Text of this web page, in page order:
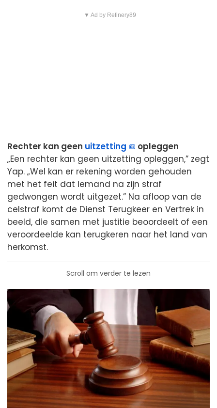
▼ Ad by Refinery89
Rechter kan geen uitzetting
opleggen
„Een rechter kan geen uitzetting opleggen,” zegt
Yap. „Wel kan er rekening worden gehouden
met het feit dat iemand na zijn straf
gedwongen wordt uitgezet.” Na afloop van de
celstraf komt de Dienst Terugkeer en Vertrek in
beeld, die samen met justitie beoordeelt of een
veroordeelde kan terugkeren naar het land van
herkomst.
Scroll om verder te lezen